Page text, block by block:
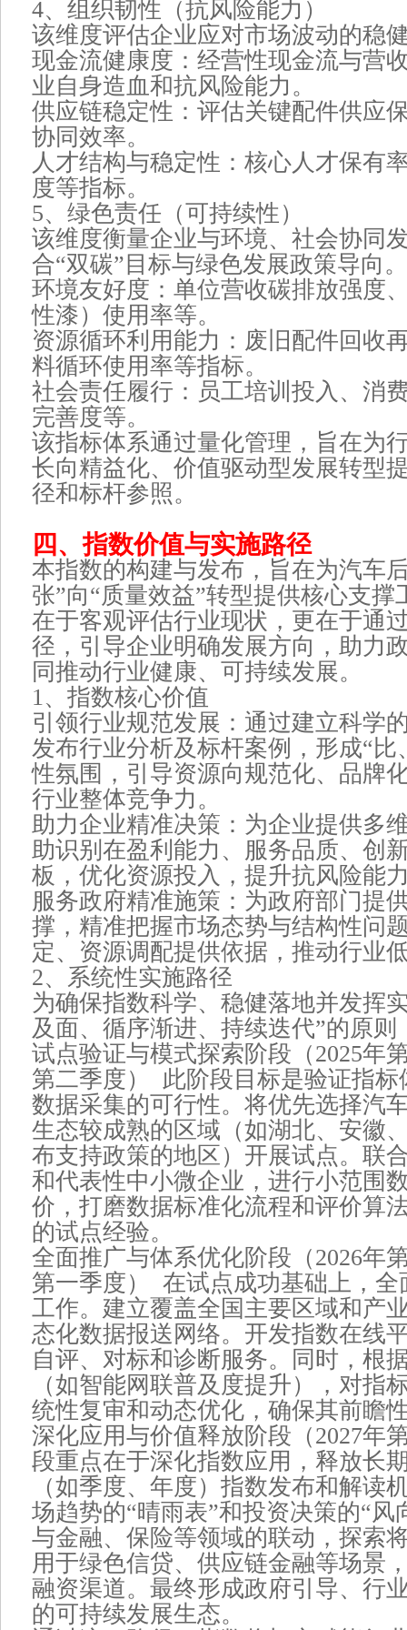
4、组织韧性（抗风险能力）
该维度评估企业应对市场波动的稳
现金流健康度：经营性现金流与营
业自身造血和抗风险能力。
供应链稳定性：评估关键配件供应
协同效率。
人才结构与稳定性：核心人才保有
度等指标。
5、绿色责任（可持续性）
该维度衡量企业与环境、社会协同
合“双碳”目标与绿色发展政策导向。
环境友好度：单位营收碳排放强度
性漆）使用率等。
资源循环利用能力：废旧配件回收
料循环使用率等指标。
社会责任履行：员工培训投入、消
完善度等。
该指标体系通过量化管理，旨在为
长向精益化、价值驱动型发展转型
径和标杆参照。
四、指数价值与实施路径
本指数的构建与发布，旨在为汽车
张”向“质量效益”转型提供核心支撑
在于客观评估行业现状，更在于通
径，引导企业明确发展方向，助力
同推动行业健康、可持续发展。
1、指数核心价值
引领行业规范发展：通过建立科学
发布行业分析及标杆案例，形成“比
性氛围，引导资源向规范化、品牌
行业整体竞争力。
助力企业精准决策：为企业提供多
助识别在盈利能力、服务品质、创
板，优化资源投入，提升抗风险能
服务政府精准施策：为政府部门提
撑，精准把握市场态势与结构性问
定、资源调配提供依据，推动行业
2、系统性实施路径
为确保指数科学、稳健落地并发挥
及面、循序渐进、持续迭代”的原
试点验证与模式探索阶段（2025年
第二季度） 此阶段目标是验证指标
数据采集的可行性。将优先选择汽
生态较成熟的区域（如湖北、安徽
布支持政策的地区）开展试点。联
和代表性中小微企业，进行小范围
价，打磨数据标准化流程和评价算
的试点经验。
全面推广与体系优化阶段（2026年
第一季度） 在试点成功基础上，全
工作。建立覆盖全国主要区域和产
态化数据报送网络。开发指数在线
自评、对标和诊断服务。同时，根
（如智能网联普及度提升），对指
统性复审和动态优化，确保其前瞻
深化应用与价值释放阶段（2027年
段重点在于深化指数应用，释放长
（如季度、年度）指数发布和解读
场趋势的“晴雨表”和投资决策的“风
与金融、保险等领域的联动，探索
用于绿色信贷、供应链金融等场景
融资渠道。最终形成政府引导、行
的可持续发展生态。